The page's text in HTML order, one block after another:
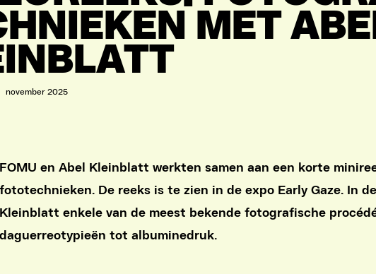
MET
november 2025
FOMU en Abel Kleinblatt werkten samen aan een korte
fototechnieken. De reeks is te zien in de expo Early Gaze. In
Kleinblatt enkele van de meest bekende fotografische
daguerreotypieën tot albuminedruk.